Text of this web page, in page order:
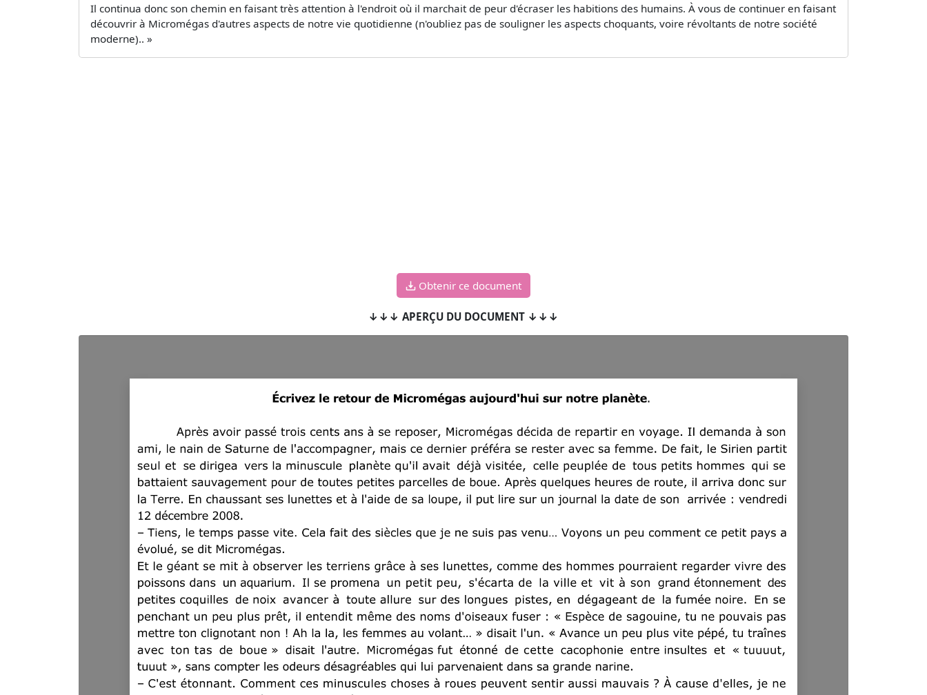
Il continua donc son chemin en faisant très attention à l'endroit où il marchait de peur d'écraser les habitions des humains. À vous de continuer en faisant
découvrir à Micromégas d'autres aspects de notre vie quotidienne (n'oubliez pas de souligner les aspects choquants, voire révoltants de notre société
moderne).. »
Obtenir ce document
↓↓↓ APERÇU DU DOCUMENT ↓↓↓